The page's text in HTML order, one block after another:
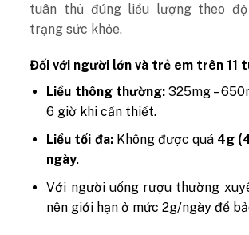
tuân thủ đúng liều lượng theo
trạng sức khỏe.
Đối với người lớn và trẻ em trên 11
Liều thông thường: 325mg –
6 giờ khi cần thiết.
Liều tối đa:Không được quá 4g
ngày.
Với người uống rượu thường
nên giới hạn ở mức 2g/ngày để